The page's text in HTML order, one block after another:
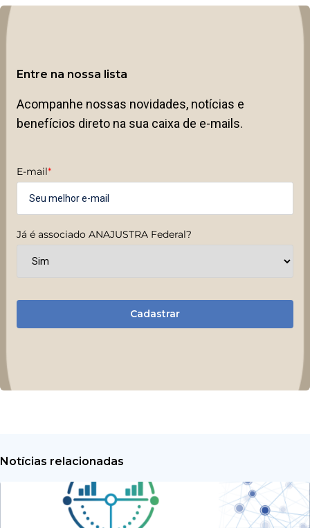
Entre na nossa lista
Acompanhe nossas novidades, notícias e
benefícios direto na sua caixa de e-mails.
E-mail*
Já é associado ANAJUSTRA Federal?
Cadastrar
Notícias relacionadas